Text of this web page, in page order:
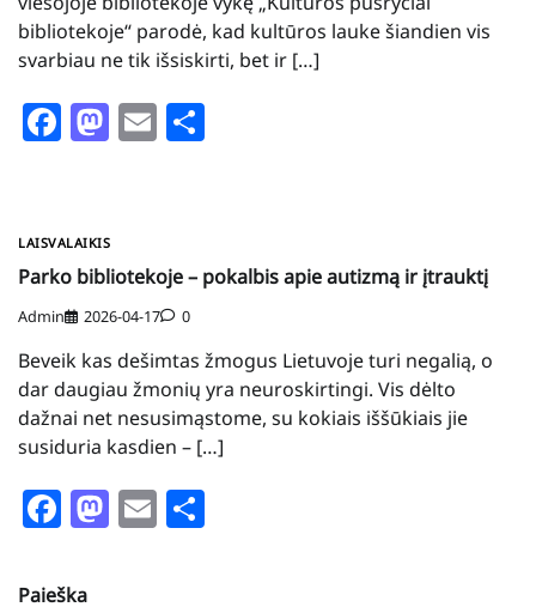
bibliotekoje“ parodė, kad kultūros lauke šiandien vis
svarbiau ne tik išsiskirti, bet ir […]
Facebook
Mastodon
Email
LAISVALAIKIS
Parko bibliotekoje – pokalbis apie autizmą ir įtrauktį
Admin 2026-04-17 0
Beveik kas dešimtas žmogus Lietuvoje turi negalią, o
dar daugiau žmonių yra neuroskirtingi. Vis dėlto
dažnai net nesusimąstome, su kokiais iššūkiais jie
susiduria kasdien – […]
Facebook
Mastodon
Email
Paieška